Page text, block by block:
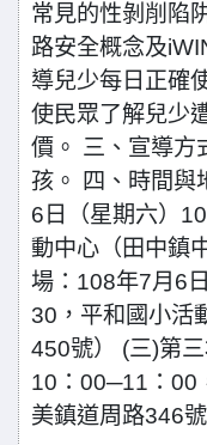
常見的性剝削陷
路安全概念及
導兒少每日正確
使民眾了解兒少
價。 三、宣導方
孩。 四、時間與
6日（星期六）
動中心（田中鎮
場：108年7月6
30，平和國小活
450號） (三)第
10：00─11：00
美鎮道周路346號